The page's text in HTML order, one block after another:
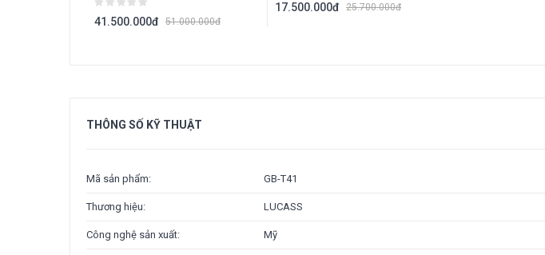
41.500.000đ 51.000.000đ
17.500.000đ 25.700.000đ
THÔNG SỐ KỸ THUẬT
Mã sản phẩm: GB-T41
Thương hiệu: LUCASS
Công nghệ sản xuất: Mỹ